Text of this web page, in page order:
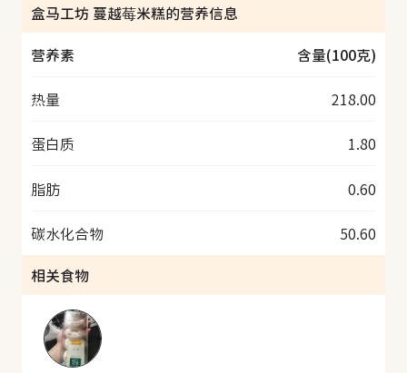
盒马工坊 蔓越莓米糕的营养信息
营养素
含量(100克)
热量 218.00
蛋白质 1.80
脂肪 0.60
碳水化合物
50.60
相关食物